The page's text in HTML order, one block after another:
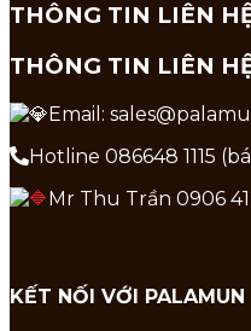
THÔNG TIN LIÊN
THÔNG TIN LIÊN
Email:
Hotline 086648 1115
Mr Thu Trần 0906
KẾT NỐI VỚI PALAMUN